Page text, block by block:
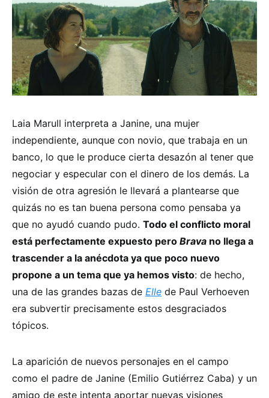
Laia Marull interpreta a Janine, una mujer
independiente, aunque con novio, que trabaja en un
banco, lo que le produce cierta desazón al tener que
negociar y especular con el dinero de los demás. La
visión de otra agresión le llevará a plantearse que
quizás no es tan buena persona como pensaba ya
que no ayudó cuando pudo. Todo el conflicto moral
está perfectamente expuesto pero Brava no llega a
trascender a la anécdota ya que poco nuevo
propone a un tema que ya hemos visto: de hecho,
una de las grandes bazas de Elle de Paul Verhoeven
era subvertir precisamente estos desgraciados
tópicos.
La aparición de nuevos personajes en el campo
como el padre de Janine (Emilio Gutiérrez Caba) y un
amigo de este intenta aportar nuevas visiones